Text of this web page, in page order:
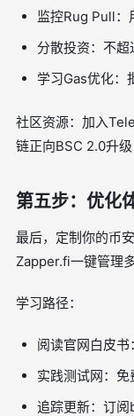
监控Rug Pull：
分散投资：不超
学习Gas优化：
社区资源：加入
链正向BSC 2.0升
第五步：优化
最后，定制你的币
Zapper.fi一键管理多
学习路径：
阅读官网白皮书
实践测试网：免
追踪更新：订